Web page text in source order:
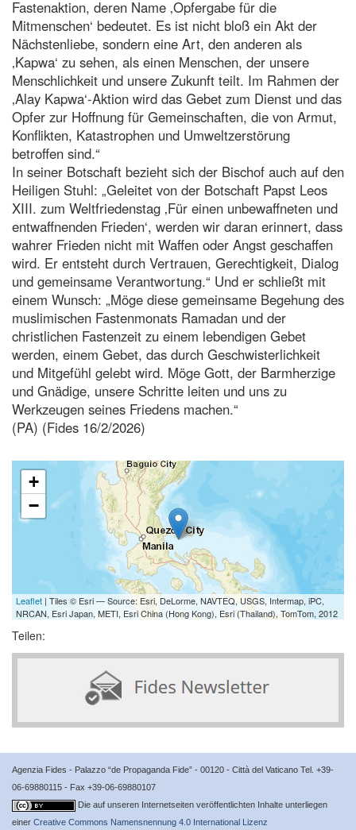
Fastenaktion, deren Name ‚Opfergabe für die
Mitmenschen‘ bedeutet. Es ist nicht bloß ein Akt der
Nächstenliebe, sondern eine Art, den anderen als
‚Kapwa‘ zu sehen, als einen Menschen, der unsere
Menschlichkeit und unsere Zukunft teilt. Im Rahmen der
‚Alay Kapwa‘-Aktion wird das Gebet zum Dienst und das
Opfer zur Hoffnung für Gemeinschaften, die von Armut,
Konflikten, Katastrophen und Umweltzerstörung
betroffen sind.“
In seiner Botschaft bezieht sich der Bischof auch auf den
Heiligen Stuhl: „Geleitet von der Botschaft Papst Leos
XIII. zum Weltfriedenstag ‚Für einen unbewaffneten und
entwaffnenden Frieden‘, werden wir daran erinnert, dass
wahrer Frieden nicht mit Waffen oder Angst geschaffen
wird. Er entsteht durch Vertrauen, Gerechtigkeit, Dialog
und gemeinsame Verantwortung.“ Und er schließt mit
einem Wunsch: „Möge diese gemeinsame Begehung des
muslimischen Fastenmonats Ramadan und der
christlichen Fastenzeit zu einem lebendigen Gebet
werden, einem Gebet, das durch Geschwisterlichkeit
und Mitgefühl gelebt wird. Möge Gott, der Barmherzige
und Gnädige, unsere Schritte leiten und uns zu
Werkzeugen seines Friedens machen.“
(PA) (Fides 16/2/2026)
+
−
Leaflet | Tiles © Esri — Source: Esri, DeLorme, NAVTEQ, USGS, Intermap, iPC,
NRCAN, Esri Japan, METI, Esri China (Hong Kong), Esri (Thailand), TomTom, 2012
Teilen:
Agenzia Fides - Palazzo “de Propaganda Fide” - 00120 - Città del Vaticano Tel. +39-
06-69880115 - Fax +39-06-69880107
Die auf unseren Internetseiten veröffentlichten Inhalte unterliegen
einer Creative Commons Namensnennung 4.0 International Lizenz